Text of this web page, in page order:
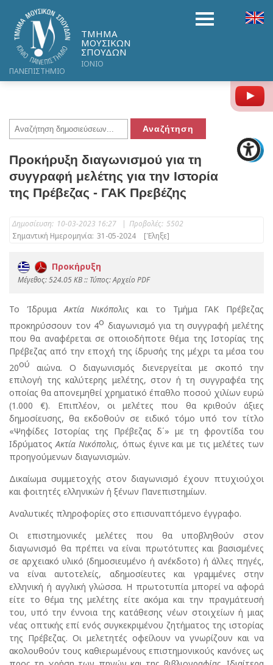
ΤΜΗΜΑ
ΜΟΥΣΙΚΩΝ
ΣΠΟΥΔΩΝ
ΙΟΝΙΟ
ΠΑΝΕΠΙΣΤΗΜΙΟ
Προκήρυξη διαγωνισμού για τη
συγγραφή μελέτης για την Ιστορία
της Πρέβεζας - ΓΑΚ Πρεβέζης
Δημοσίευση: 10-03-2023 16:27 | Προβολές: 5502
Σημαντική Ημερομηνία: 31-05-2024 [Έληξε]
Προκήρυξη
Mέγεθος: 524.05 KB :: Τύπος: Αρχείο PDF
Το ΊδρυμαΑκτία Νικόπολις και το Τμήμα ΓΑΚ Πρέβεζας
προκηρύσσουν τον 4ο διαγωνισμό για τη συγγραφή μελέτης
που θα αναφέρεται σε οποιοδήποτε θέμα της Ιστορίας της
Πρέβεζας από την εποχή της ίδρυσής της μέχρι τα μέσα του
20ού αιώνα. Ο διαγωνισμός διενεργείται με σκοπό την
επιλογή της καλύτερης μελέτης, στον ή τη συγγραφέα της
οποίας θα απονεμηθεί χρηματικό έπαθλο ποσού χιλίων ευρώ
(1.000 €). Επιπλέον, οι μελέτες που θα κριθούν άξιες
δημοσίευσης, θα εκδοθούν σε ειδικό τόμο υπό τον τίτλο
«Ψηφίδες Ιστορίας της Πρέβεζας δ΄» με τη φροντίδα του
ΙδρύματοςΑκτία Νικόπολις, όπως έγινε και με τις μελέτες των
προηγούμενων διαγωνισμών.
Δικαίωμα συμμετοχής στον διαγωνισμό έχουν πτυχιούχοι
και φοιτητές ελληνικών ή ξένων Πανεπιστημίων.
Αναλυτικές πληροφορίες στο επισυναπτόμενο έγγραφο.
Οι επιστημονικές μελέτες που θα υποβληθούν στον
διαγωνισμό θα πρέπει να είναι πρωτότυπες και βασισμένες
σε αρχειακό υλικό (δημοσιευμένο ή ανέκδοτο) ή άλλες πηγές,
να είναι αυτοτελείς, αδημοσίευτες και γραμμένες στην
ελληνική ή αγγλική γλώσσα. Η πρωτοτυπία μπορεί να αφορά
είτε το θέμα της μελέτης είτε ακόμα και την πραγμάτευσή
του, υπό την έννοια της κατάθεσης νέων στοιχείων ή μιας
νέας οπτικής επί ενός συγκεκριμένου ζητήματος της ιστορίας
της Πρέβεζας. Οι μελετητές οφείλουν να γνωρίζουν και να
ακολουθούν τους καθιερωμένους επιστημονικούς κανόνες ως